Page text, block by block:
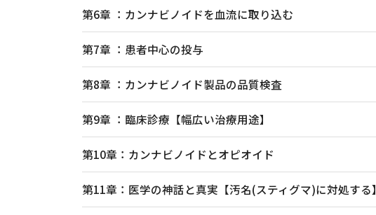
第6章 ：カンナビノイドを血流に取り込む
第7章 ：患者中心の投与
第8章 ：カンナビノイド製品の品質検査
第9章 ：臨床診療【幅広い治療用途】
第10章：カンナビノイドとオピオイド
第11章：医学の神話と真実【汚名(スティグマ)に対処する】